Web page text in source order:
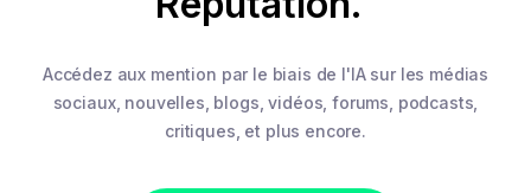
Accédez aux mention par le biais de l'IA sur les médias
sociaux, nouvelles, blogs, vidéos, forums, podcasts,
critiques, et plus encore.